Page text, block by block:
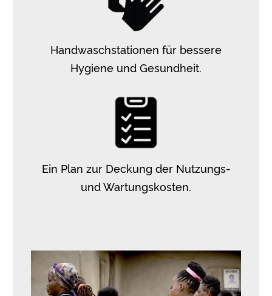
Handwaschstationen für bessere
Hygiene und Gesundheit.
Ein Plan zur Deckung der Nutzungs-
und Wartungskosten.